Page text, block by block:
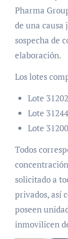
Pharma
de una
sospecha de
elaboración.
Los lotes
Lote 31202
Lote 31244
Lote 31200
Todos
solicitado a
privados, así
poseen
inmovilicen